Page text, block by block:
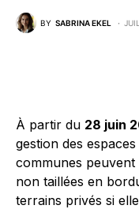
BY SABRINA EKEL
À partir du 28 juin
gestion des
communes peuvent
non taillées en
terrains privés si